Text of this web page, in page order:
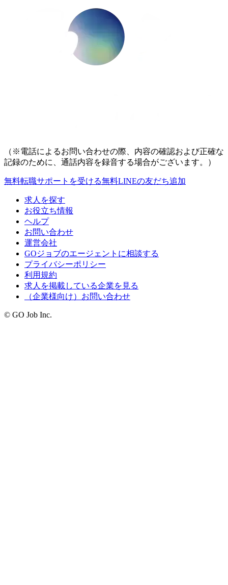
（※電話によるお問い合わせの際、内容の確認および正確な
記録のために、通話内容を録音する場合がございます。）
無料転職サポートを受ける無料LINEの友だち追加
求人を探す
お役立ち情報
ヘルプ
お問い合わせ
運営会社
GOジョブのエージェントに相談する
プライバシーポリシー
利用規約
求人を掲載している企業を見る
（企業様向け）お問い合わせ
© GO Job Inc.